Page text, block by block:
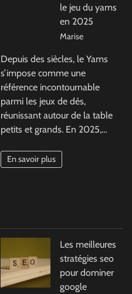
le jeu du yams
en 2025
Marise
Depuis des siècles, le Yams
s’impose comme une
référence incontournable
parmi les jeux de dés,
réunissant autour de la table
petits et grands. En 2025,…
En savoir plus
Les meilleures
stratégies seo
pour dominer
google